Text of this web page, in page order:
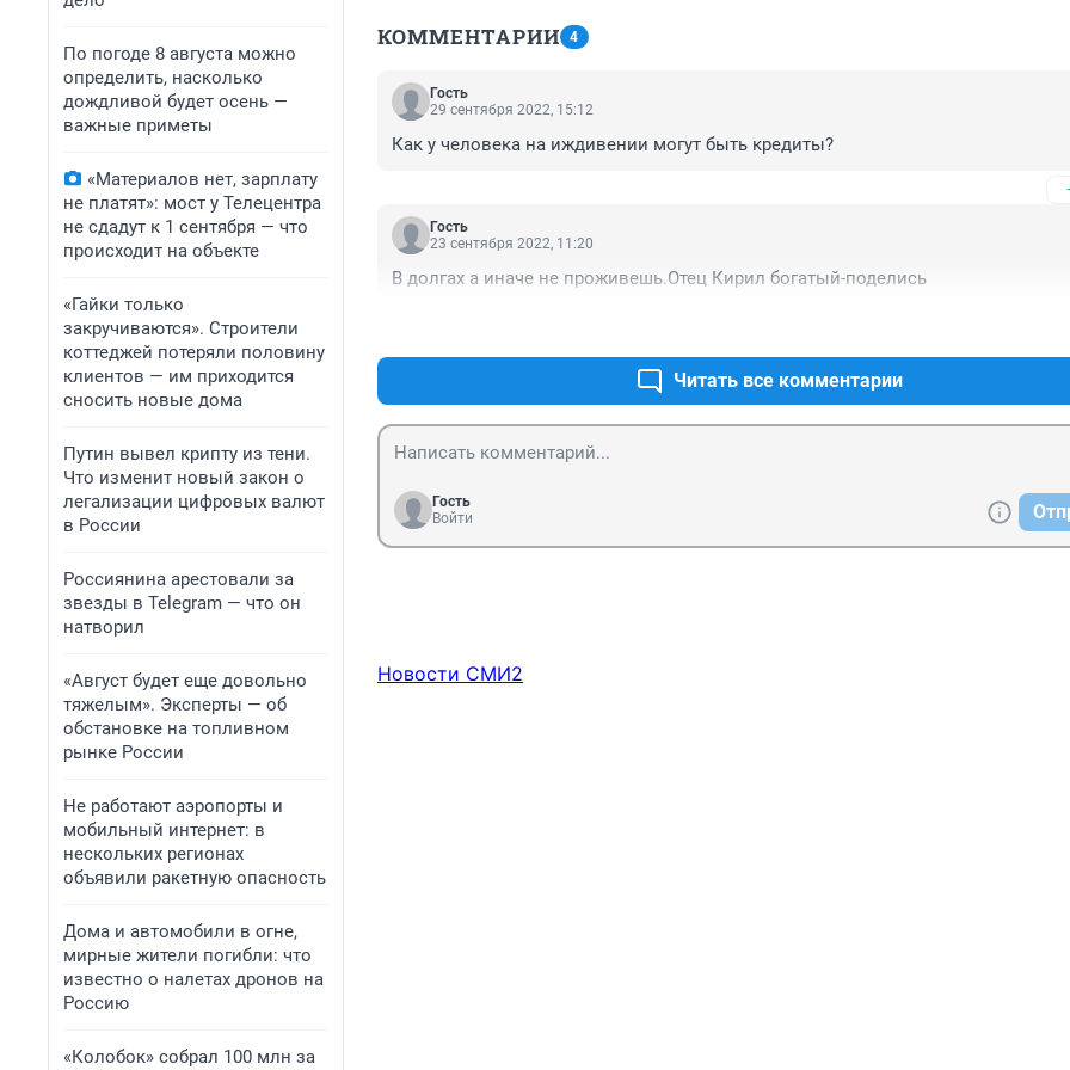
По погоде 8 августа можно
определить, насколько
дождливой будет осень —
важные приметы
«Материалов нет, зарплату
не платят»: мост у Телецентра
не сдадут к 1 сентября — что
происходит на объекте
«Гайки только
закручиваются». Строители
коттеджей потеряли половину
клиентов — им приходится
сносить новые дома
Путин вывел крипту из тени.
Что изменит новый закон о
легализации цифровых валют
в России
Россиянина арестовали за
звезды в Telegram — что он
натворил
«Август будет еще довольно
тяжелым». Эксперты — об
обстановке на топливном
рынке России
Не работают аэропорты и
мобильный интернет: в
нескольких регионах
объявили ракетную опасность
Дома и автомобили в огне,
мирные жители погибли: что
известно о налетах дронов на
Россию
«Колобок» собрал 100 млн за
КОММЕНТАРИИ 4
Гость
29 сентября 2022, 15:12
Как у человека на иждивении могут быть кредиты?
Гость
23 сентября 2022, 11:20
В долгах а иначе не проживешь.Отец Кирил богатый-поделись
Читать все комментарии
Гость
Войти
Новости СМИ2